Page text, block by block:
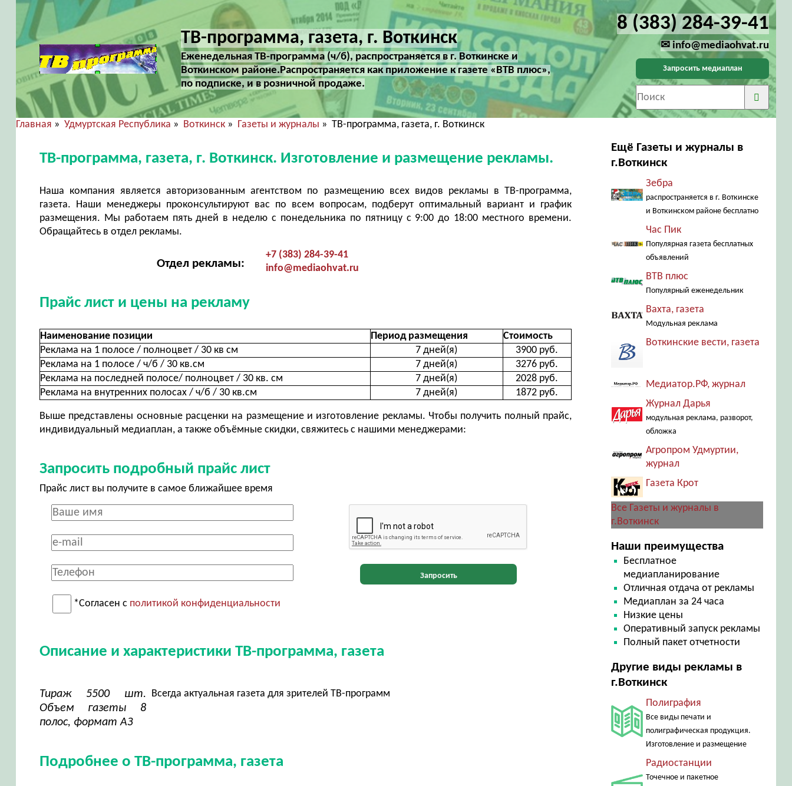
ТВ-программа, газета, г. Воткинск
Еженедельная ТВ-программа (ч/б), распространяется в г. Воткинске и
Воткинском районе.Распространяется как приложение к газете «ВТВ плюс»,
по подписке, и в розничной продаже.
8 (383) 284-39-41
✉ info@mediaohvat.ru
Запросить медиаплан
Главная » Удмуртская Республика » Воткинск» Газеты и журналы » ТВ-программа, газета, г. Воткинск
ТВ-программа, газета, г. Воткинск. Изготовление и размещение рекламы.
Наша компания является авторизованным агентством по размещению всех видов рекламы в ТВ-программа,
газета. Наши менеджеры проконсультируют вас по всем вопросам, подберут оптимальный вариант и график
размещения. Мы работаем пять дней в неделю с понедельника по пятницу с 9:00 до 18:00 местного времени.
Обращайтесь в отдел рекламы.
Отдел рекламы:
+7 (383) 284-39-41
info@mediaohvat.ru
Прайс лист и цены на рекламу
Наименование позиции Период размещения
Стоимость
Реклама на 1 полосе / полноцвет / 30 кв см
7 дней(я)
3900 руб.
Реклама на 1 полосе / ч/б / 30 кв.см
7 дней(я)
3276 руб.
Реклама на последней полосе/ полноцвет / 30 кв. см
7 дней(я)
2028 руб.
Реклама на внутренних полосах / ч/б / 30 кв.см
7 дней(я) 1872 руб.
Выше представлены основные расценки на размещение и изготовление рекламы. Чтобы получить полный прайс,
индивидуальный медиаплан, а также объёмные скидки, свяжитесь с нашими менеджерами:
Запросить подробный прайс лист
Прайс лист вы получите в самое ближайшее время
*Согласен с политикой конфиденциальности
Запросить
Описание и характеристики ТВ-программа, газета
Тираж 5500 шт.
Объем газеты 8
полос, формат АЗ
Всегда актуальная газета для зрителей ТВ-программ
Подробнее о ТВ-программа, газета
Ещё Газеты и журналы в
г.Воткинск
Зебра
распространяется в г. Воткинске
и Воткинском районе бесплатно
Час Пик
Популярная газета бесплатных
объявлений
ВТВ плюс
Популярный еженедельник
Вахта, газета
Модульная реклама
Воткинские вести, газета
Медиатор.РФ, журнал
Журнал Дарья
модульная реклама, разворот,
обложка
Агропром Удмуртии,
журнал
Газета Крот
Все Газеты и журналы в
г.Воткинск
Наши преимущества
Бесплатное
медиапланирование
Отличная отдача от рекламы
Медиаплан за 24 часа
Низкие цены
Оперативный запуск рекламы
Полный пакет отчетности
Другие виды рекламы в
г.Воткинск
Полиграфия
Все виды печати и
полиграфическая продукция.
Изготовление и размещение
Радиостанции
Точечное и пакетное